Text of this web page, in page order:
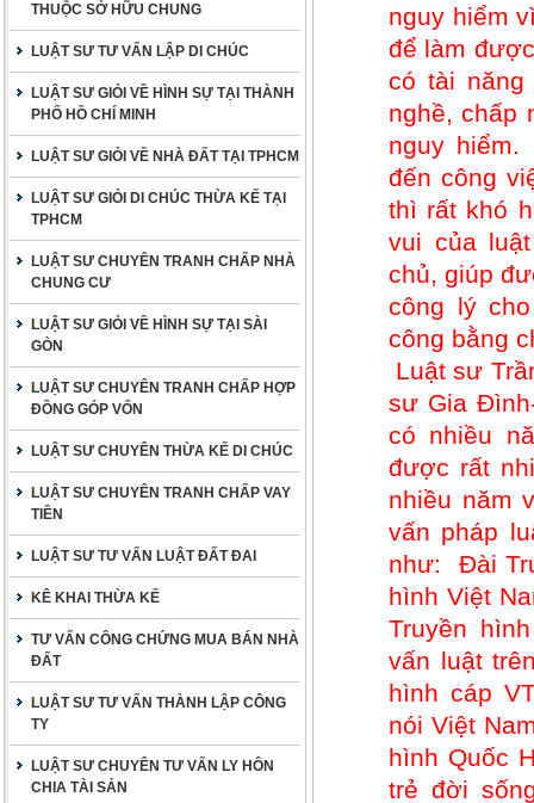
THUỘC SỞ HỮU CHUNG
LUẬT SƯ TƯ VẤN LẬP DI CHÚC
LUẬT SƯ GIỎI VỀ HÌNH SỰ TẠI THÀNH
PHỐ HỒ CHÍ MINH
LUẬT SƯ GIỎI VỀ NHÀ ĐẤT TẠI TPHCM
LUẬT SƯ GIỎI DI CHÚC THỪA KẾ TẠI
TPHCM
LUẬT SƯ CHUYÊN TRANH CHẤP NHÀ
CHUNG CƯ
LUẬT SƯ GIỎI VỀ HÌNH SỰ TẠI SÀI
GÒN
LUẬT SƯ CHUYÊN TRANH CHẤP HỢP
ĐỒNG GÓP VỐN
LUẬT SƯ CHUYÊN THỪA KẾ DI CHÚC
LUẬT SƯ CHUYÊN TRANH CHẤP VAY
TIỀN
LUẬT SƯ TƯ VẤN LUẬT ĐẤT ĐAI
KÊ KHAI THỪA KẾ
TƯ VẤN CÔNG CHỨNG MUA BÁN NHÀ
ĐẤT
LUẬT SƯ TƯ VẤN THÀNH LẬP CÔNG
TY
LUẬT SƯ CHUYÊN TƯ VẤN LY HÔN
CHIA TÀI SẢN
nguy hiểm
để làm
có tài năng
nghề, chấp
nguy
đến công
thì rất khó
vui của
chủ, giúp
công lý
công bằng
Luật sư
sư Gia
có nhiều
được rất
nhiều năm
vấn pháp
như: Đài
hình Việt
Truyền
vấn luật
hình cáp
nói Việt
hình Quốc
trẻ đời